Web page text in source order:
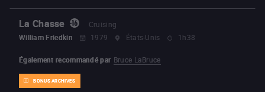
La Chasse
Cruising
William Friedkin
1979 États-Unis 1h38
BONUS ARCHIVES
Également recommandé par Bruce LaBruce